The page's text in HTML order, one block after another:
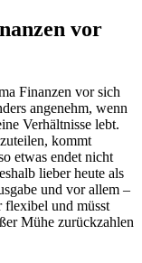
vor
Finanzen vor sich
angenehm, wenn
Verhältnisse lebt.
kommt
etwas endet nicht
lieber heute als
und vor allem –
flexibel und müsst
Mühe zurückzahlen